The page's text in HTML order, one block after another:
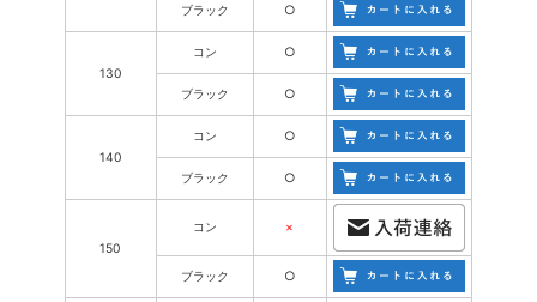
ブラック ○
130
コン ○
ブラック ○
140
コン ○
ブラック ○
150
コン ×
ブラック ○